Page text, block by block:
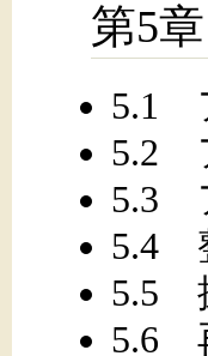
第5
5.1
5.2
5.3
5.4
5.5
5.6